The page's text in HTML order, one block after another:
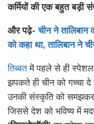
कर्मियों की एक बहुत बड़ी
और पढ़े-चीन ने
को कहा था, तालिबान ने
तिब्बतमें पहले से ही स्पेशल
झपकते ही चीन को गच्चा
उनकी संस्कृति को
जिससे देश को भविष्य में